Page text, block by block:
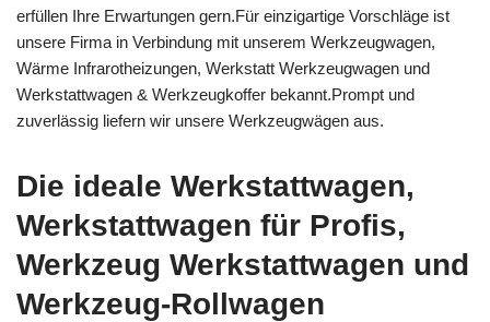
erfüllen Ihre Erwartungen gern.Für einzigartige Vorschläge ist
unsere Firma in Verbindung mit unserem Werkzeugwagen,
Wärme Infrarotheizungen, Werkstatt Werkzeugwagen und
Werkstattwagen & Werkzeugkoffer bekannt.Prompt und
zuverlässig liefern wir unsere Werkzeugwägen aus.
Die ideale Werkstattwagen,
Werkstattwagen für Profis,
Werkzeug Werkstattwagen und
Werkzeug-Rollwagen